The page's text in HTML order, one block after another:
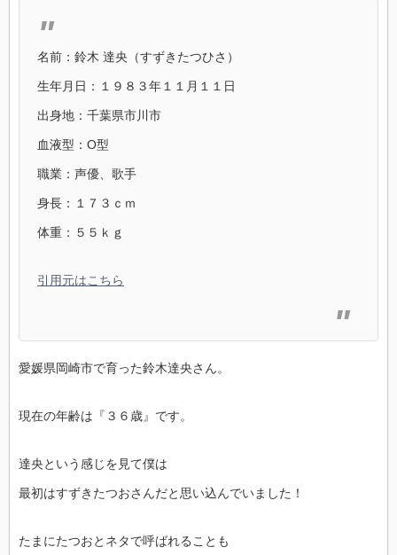
名前：鈴木 達央（すずきたつひさ）
生年月日：１９８３年１１月１１日
出身地：千葉県市川市
血液型：O型
職業：声優、歌手
身長：１７３ｃｍ
体重：５５ｋｇ
引用元はこちら
愛媛県岡崎市で育った鈴木達央さん。
現在の年齢は『３６歳』です。
達央という感じを見て僕は
最初はすずきたつおさんだと思い込んでいました！
たまにたつおとネタで呼ばれることも